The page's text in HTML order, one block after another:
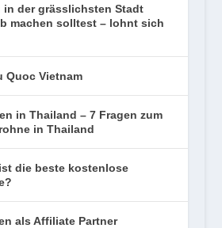
in der grässlichsten Stadt
machen solltest – lohnt sich
Quoc Vietnam
in Thailand – 7 Fragen zum
in Thailand
die beste kostenlose
als Affiliate Partner